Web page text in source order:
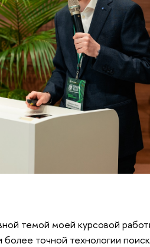
темой моей курсовой
точной технологии